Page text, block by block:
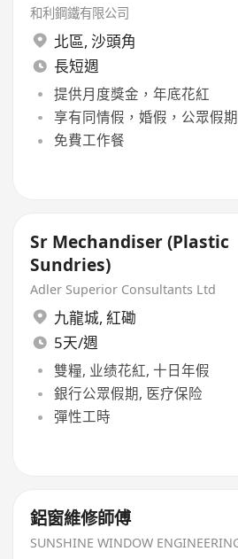
和利鋼鐵有限公司
北區, 沙頭角
長短週
提供月度獎金，年底花紅
享有同情假，婚假，公眾假期
免費工作餐
Sr Mechandiser (Plastic
Sundries)
Adler Superior Consultants Ltd
九龍城, 紅磡
5天/週
雙糧, 业绩花紅, 十日年假
銀行公眾假期, 医疗保险
彈性工時
鋁窗維修師傅